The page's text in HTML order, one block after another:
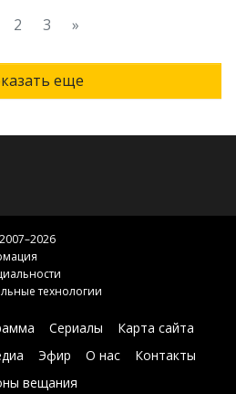
2 3 »
еще
технологии
Сериалы
Карта сайта
Эфир О нас
Контакты
вещания